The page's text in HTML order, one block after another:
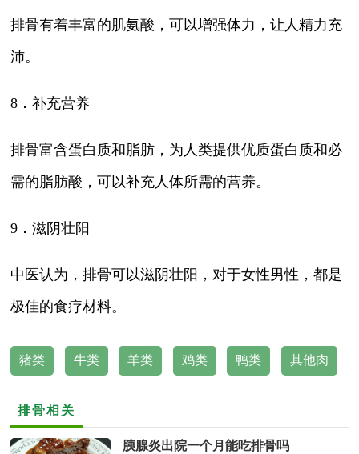
排骨有着丰富的肌氨酸，可以增强体力，让人精力充
沛。
8．补充营养
排骨富含蛋白质和脂肪，为人类提供优质蛋白质和必
需的脂肪酸，可以补充人体所需的营养。
9．滋阴壮阳
中医认为，排骨可以滋阴壮阳，对于女性男性，都是
极佳的食疗材料。
猪类 牛类 羊类 鸡类 鸭类 其他肉
排骨相关
胰腺炎出院一个月能吃排骨吗